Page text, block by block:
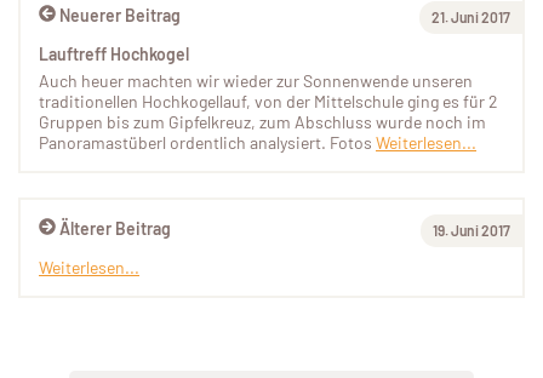
Älterer Beitrag 19. Juni 2017
Weiterlesen...
Neuerer Beitrag 21. Juni 2017
Lauftreff Hochkogel
Auch heuer machten wir wieder zur Sonnenwende unseren
traditionellen Hochkogellauf, von der Mittelschule ging es für 2
Gruppen bis zum Gipfelkreuz, zum Abschluss wurde noch im
Panoramastüberl ordentlich analysiert. Fotos Weiterlesen...